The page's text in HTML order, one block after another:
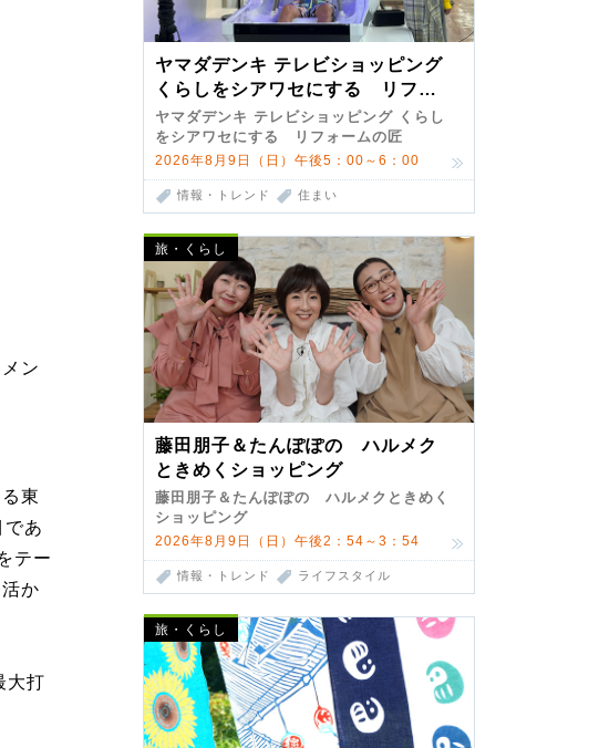
ヤマダデンキ テレビショッピング
くらしをシアワセにする リフォ
ームの匠 第7弾
ヤマダデンキ テレビショッピング くらし
をシアワセにする リフォームの匠
2026年8月9日（日）午後5：00～6：00
情報・トレンド 住まい
旅・くらし
藤田朋子＆たんぽぽの ハルメク
ときめくショッピング
藤田朋子＆たんぽぽの ハルメクときめく
ショッピング
2026年8月9日（日）午後2：54～3：54
情報・トレンド ライフスタイル
旅・くらし
ン
東
あ
テー
か
大打